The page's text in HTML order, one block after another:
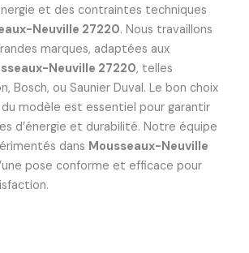
et des contraintes techniques
Neuville 27220. Nous travaillons
marques, adaptées aux
Neuville 27220, telles
Bosch, ou Saunier Duval. Le bon choix
modèle est essentiel pour garantir
d’énergie et durabilité. Notre équipe
dans Mousseaux-Neuville
pose conforme et efficace pour